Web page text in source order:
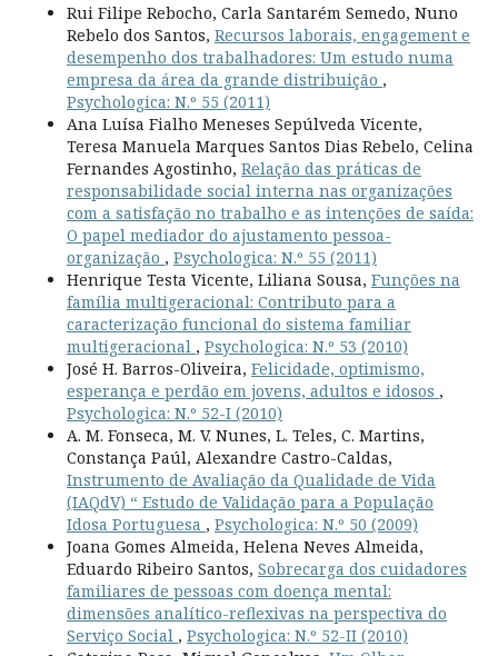
Rui Filipe Rebocho, Carla Santarém Semedo, Nuno
Rebelo dos Santos, Recursos laborais, engagement e
desempenho dos trabalhadores: Um estudo numa
empresa da área da grande distribuição ,
Psychologica: N.º 55 (2011)
Ana Luísa Fialho Meneses Sepúlveda Vicente,
Teresa Manuela Marques Santos Dias Rebelo, Celina
Fernandes Agostinho, Relação das práticas de
responsabilidade social interna nas organizações
com a satisfação no trabalho e as intenções de saída:
O papel mediador do ajustamento pessoa-
organização , Psychologica: N.º 55 (2011)
Henrique Testa Vicente, Liliana Sousa, Funções na
família multigeracional: Contributo para a
caracterização funcional do sistema familiar
multigeracional , Psychologica: N.º 53 (2010)
José H. Barros-Oliveira, Felicidade, optimismo,
esperança e perdão em jovens, adultos e idosos ,
Psychologica: N.º 52-I (2010)
A. M. Fonseca, M. V. Nunes, L. Teles, C. Martins,
Constança Paúl, Alexandre Castro-Caldas,
Instrumento de Avaliação da Qualidade de Vida
(IAQdV) “ Estudo de Validação para a População
Idosa Portuguesa , Psychologica: N.º 50 (2009)
Joana Gomes Almeida, Helena Neves Almeida,
Eduardo Ribeiro Santos, Sobrecarga dos cuidadores
familiares de pessoas com doença mental:
dimensões analítico-reflexivas na perspectiva do
Serviço Social , Psychologica: N.º 52-II (2010)